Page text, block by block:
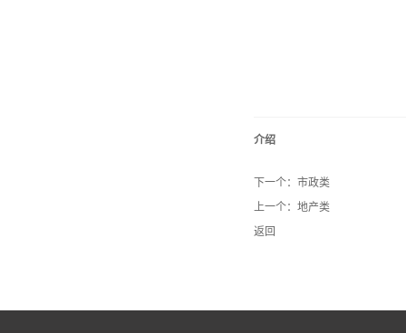
介绍
下一个： 市政类
上一个： 地产类
返回